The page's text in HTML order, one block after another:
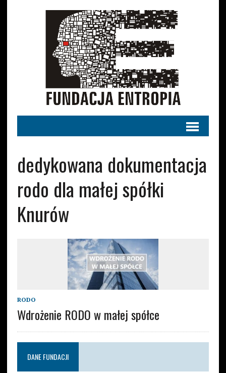
dedykowana dokumentacja
rodo dla małej spółki
Knurów
RODO
Wdrożenie RODO w małej spółce
DANE FUNDACJI